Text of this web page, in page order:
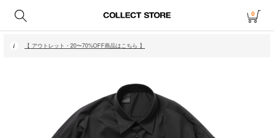
0
【 月〜金14時、土日祝12時までにご注文で当日発送・発送無休 】
【 アウトレット・20〜70%OFF商品はこちら 】